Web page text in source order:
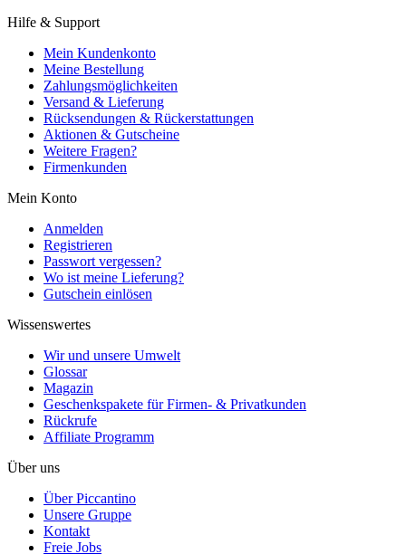
Hilfe & Support
Mein Kundenkonto
Meine Bestellung
Zahlungsmöglichkeiten
Versand & Lieferung
Rücksendungen & Rückerstattungen
Aktionen & Gutscheine
Weitere Fragen?
Firmenkunden
Mein Konto
Anmelden
Registrieren
Passwort vergessen?
Wo ist meine Lieferung?
Gutschein einlösen
Wissenswertes
Wir und unsere Umwelt
Glossar
Magazin
Geschenkspakete für Firmen- & Privatkunden
Rückrufe
Affiliate Programm
Über uns
Über Piccantino
Unsere Gruppe
Kontakt
Freie Jobs